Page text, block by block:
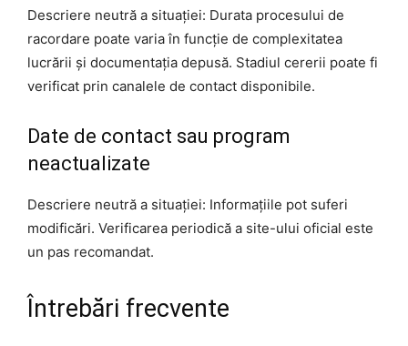
Descriere neutră a situației: Durata procesului de
racordare poate varia în funcție de complexitatea
lucrării și documentația depusă. Stadiul cererii poate fi
verificat prin canalele de contact disponibile.
Date de contact sau program
neactualizate
Descriere neutră a situației: Informațiile pot suferi
modificări. Verificarea periodică a site-ului oficial este
un pas recomandat.
Întrebări frecvente